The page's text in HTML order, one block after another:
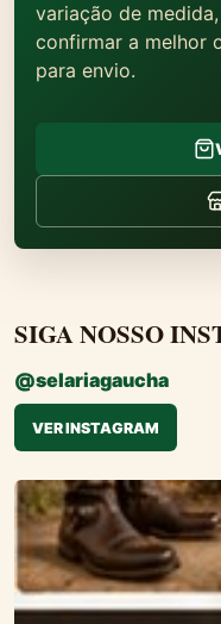
variação de
confirmar a melhor
para envio.
SIGA NOSSO
@selariagaucha
VER INSTAGRAM